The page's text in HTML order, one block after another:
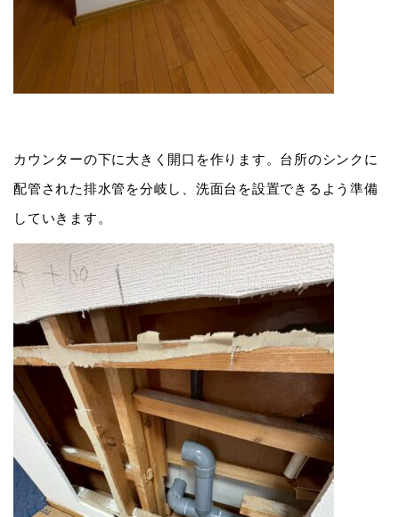
カウンターの下に大きく開口を作ります。台所のシンクに
配管された排水管を分岐し、洗面台を設置できるよう準備
していきます。